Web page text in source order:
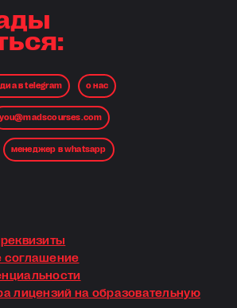
в telegram о нас
you@madscourses.com
менеджер в whatsapp
соглашение
лицензий на образовательную